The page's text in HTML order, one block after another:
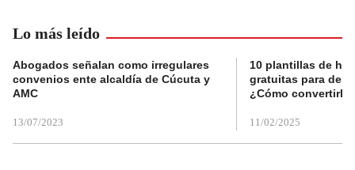
Lo más leído
Abogados señalan como irregulares
convenios ente alcaldía de Cúcuta y
AMC
13/07/2023
10 plantillas de
gratuitas para
¿Cómo convertirla
11/02/2025